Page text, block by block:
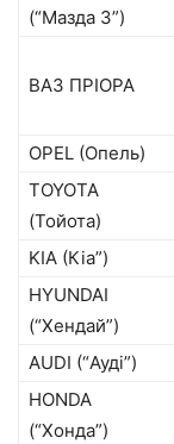
(“Мазда 3”)
ВАЗ ПРІОРА
OPEL (Опель)
TOYOTA
(Тойота)
KIA (Кіа”)
HYUNDAI
(“Хендай”)
AUDI (“Ауді”)
HONDA
(“Хонда”)